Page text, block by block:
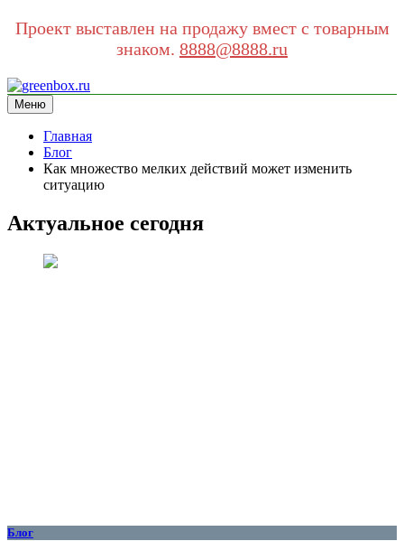
Проект выставлен на продажу вмест с товарным
знаком. 8888@8888.ru
Перейти
к
содержимому
greenbox.ru
сайт про экологию
Меню
Главная
Блог
Как множество мелких действий может изменить
ситуацию
Актуальное сегодня
Блог